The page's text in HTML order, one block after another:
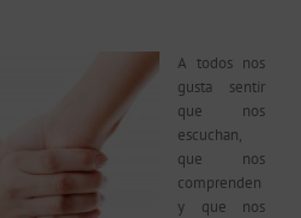
A todos nos
gusta sentir
que nos
escuchan,
que nos
comprenden
y que nos